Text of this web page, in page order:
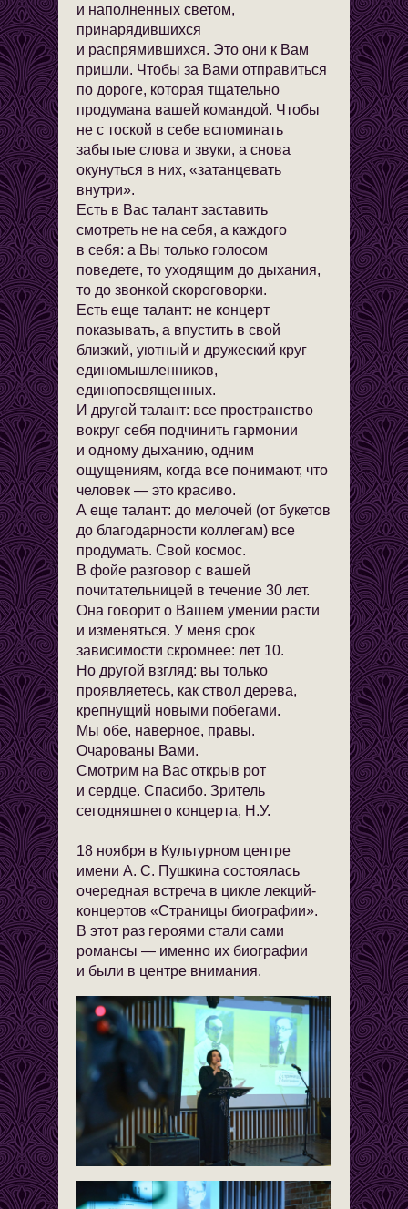
и наполненных светом,
принарядившихся
и распрямившихся. Это они к Вам
пришли. Чтобы за Вами отправиться
по дороге, которая тщательно
продумана вашей командой. Чтобы
не с тоской в себе вспоминать
забытые слова и звуки, а снова
окунуться в них, «затанцевать
внутри».
Есть в Вас талант заставить
смотреть не на себя, а каждого
в себя: а Вы только голосом
поведете, то уходящим до дыхания,
то до звонкой скороговорки.
Есть еще талант: не концерт
показывать, а впустить в свой
близкий, уютный и дружеский круг
единомышленников,
единопосвященных.
И другой талант: все пространство
вокруг себя подчинить гармонии
и одному дыханию, одним
ощущениям, когда все понимают, что
человек — это красиво.
А еще талант: до мелочей (от букетов
до благодарности коллегам) все
продумать. Свой космос.
В фойе разговор с вашей
почитательницей в течение 30 лет.
Она говорит о Вашем умении расти
и изменяться. У меня срок
зависимости скромнее: лет 10.
Но другой взгляд: вы только
проявляетесь, как ствол дерева,
крепнущий новыми побегами.
Мы обе, наверное, правы.
Очарованы Вами.
Смотрим на Вас открыв рот
и сердце. Спасибо. Зритель
сегодняшнего концерта, Н.У.
18 ноября в Культурном центре
имени А. С. Пушкина состоялась
очередная встреча в цикле лекций-
концертов «Страницы биографии».
В этот раз героями стали сами
романсы — именно их биографии
и были в центре внимания.